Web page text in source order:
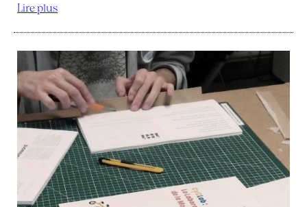
Lire plus